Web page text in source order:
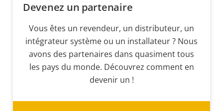
Devenez un partenaire
Vous êtes un revendeur, un distributeur, un
intégrateur système ou un installateur ? Nous
avons des partenaires dans quasiment tous
les pays du monde. Découvrez comment en
devenir un !